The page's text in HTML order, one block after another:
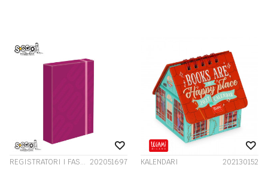
REGISTRATORI I FASCIKLE 202051697 KALENDARI 202130152